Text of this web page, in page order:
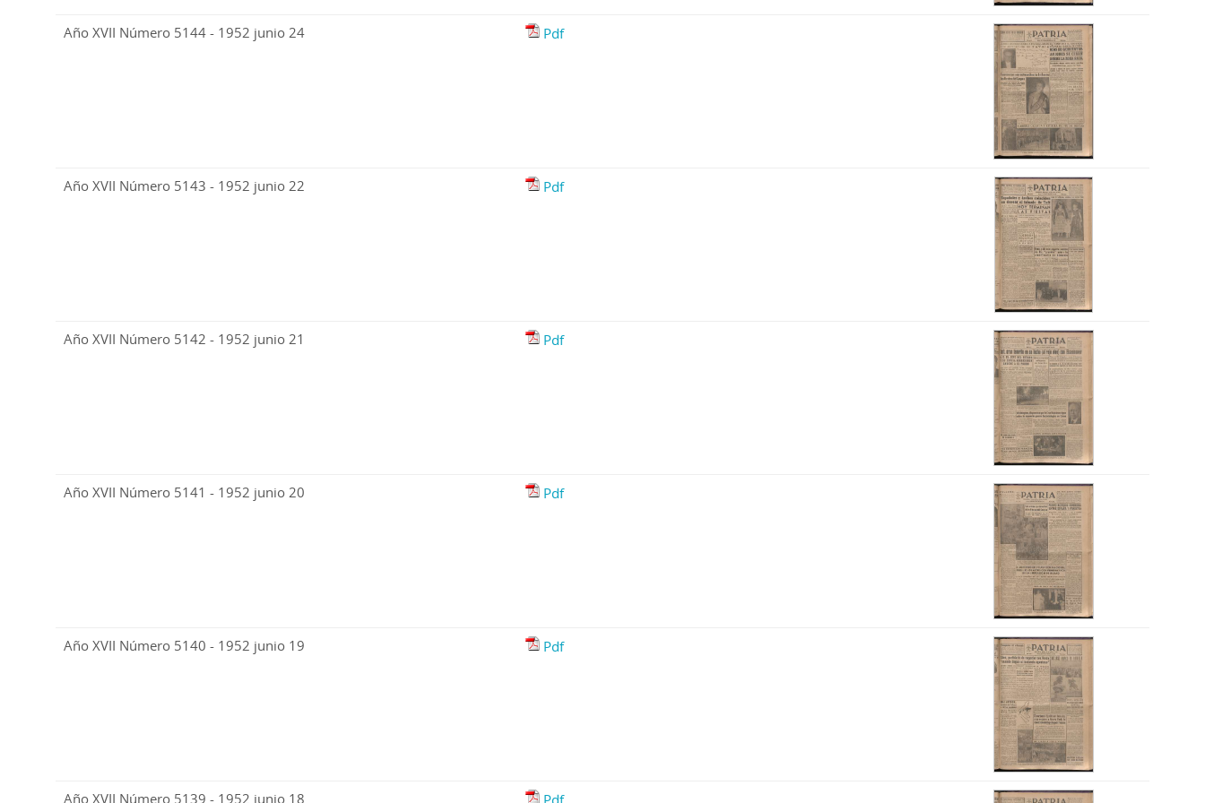
Año XVII Número 5144 - 1952 junio 24 Pdf
Año XVII Número 5143 - 1952 junio 22 Pdf
Año XVII Número 5142 - 1952 junio 21 Pdf
Año XVII Número 5141 - 1952 junio 20 Pdf
Año XVII Número 5140 - 1952 junio 19 Pdf
Año XVII Número 5139 - 1952 junio 18